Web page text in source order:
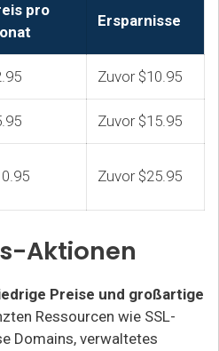
pro
Ersparnisse
Zuvor $10.95
Zuvor $15.95
Zuvor $25.95
Aktionen
Preise und großartige
Ressourcen wie SSL-
Domains, verwaltetes